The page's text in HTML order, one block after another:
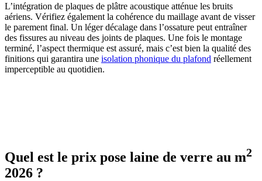
L’intégration de plaques de plâtre acoustique atténue les bruits
aériens. Vérifiez également la cohérence du maillage avant de visser
le parement final. Un léger décalage dans l’ossature peut entraîner
des fissures au niveau des joints de plaques. Une fois le montage
terminé, l’aspect thermique est assuré, mais c’est bien la qualité des
finitions qui garantira une isolation phonique du plafond réellement
imperceptible au quotidien.
Quel est le prix pose laine de verre au m2
2026 ?